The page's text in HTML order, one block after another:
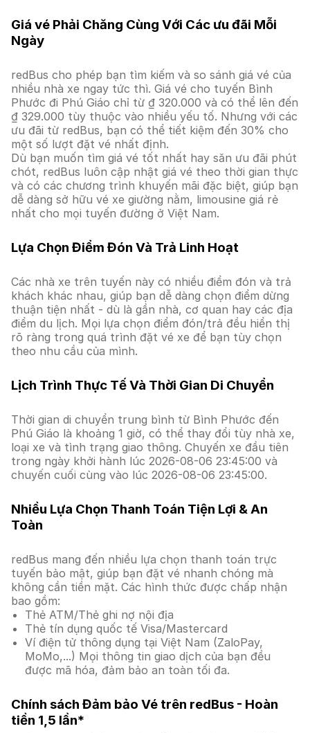
Giá vé Phải Chăng Cùng Với Các ưu đãi Mỗi
Ngày
redBus cho phép bạn tìm kiếm và so sánh giá vé của
nhiều nhà xe ngay tức thì. Giá vé cho tuyến Bình
Phước đi Phú Giáo chỉ từ ₫ 320.000 và có thể lên đến
₫ 329.000 tùy thuộc vào nhiều yếu tố. Nhưng với các
ưu đãi từ redBus, bạn có thể tiết kiệm đến 30% cho
một số lượt đặt vé nhất định.
Dù bạn muốn tìm giá vé tốt nhất hay săn ưu đãi phút
chót, redBus luôn cập nhật giá vé theo thời gian thực
và có các chương trình khuyến mãi đặc biệt, giúp bạn
dễ dàng sở hữu vé xe giường nằm, limousine giá rẻ
nhất cho mọi tuyến đường ở Việt Nam.
Lựa Chọn Điểm Đón Và Trả Linh Hoạt
Các nhà xe trên tuyến này có nhiều điểm đón và trả
khách khác nhau, giúp bạn dễ dàng chọn điểm dừng
thuận tiện nhất - dù là gần nhà, cơ quan hay các địa
điểm du lịch. Mọi lựa chọn điểm đón/trả đều hiển thị
rõ ràng trong quá trình đặt vé xe để bạn tùy chọn
theo nhu cầu của mình.
Lịch Trình Thực Tế Và Thời Gian Di Chuyển
Thời gian di chuyển trung bình từ Bình Phước đến
Phú Giáo là khoảng 1 giờ, có thể thay đổi tùy nhà xe,
loại xe và tình trạng giao thông. Chuyến xe đầu tiên
trong ngày khởi hành lúc 2026-08-06 23:45:00 và
chuyến cuối cùng vào lúc 2026-08-06 23:45:00.
Nhiều Lựa Chọn Thanh Toán Tiện Lợi & An
Toàn
redBus mang đến nhiều lựa chọn thanh toán trực
tuyến bảo mật, giúp bạn đặt vé nhanh chóng mà
không cần tiền mặt. Các hình thức được chấp nhận
bao gồm:
Thẻ ATM/Thẻ ghi nợ nội địa
Thẻ tín dụng quốc tế Visa/Mastercard
Ví điện tử thông dụng tại Việt Nam (ZaloPay,
MoMo,...) Mọi thông tin giao dịch của bạn đều
được mã hóa, đảm bảo an toàn tối đa.
Chính sách Đảm bảo Vé trên redBus - Hoàn
tiền 1,5 lần*